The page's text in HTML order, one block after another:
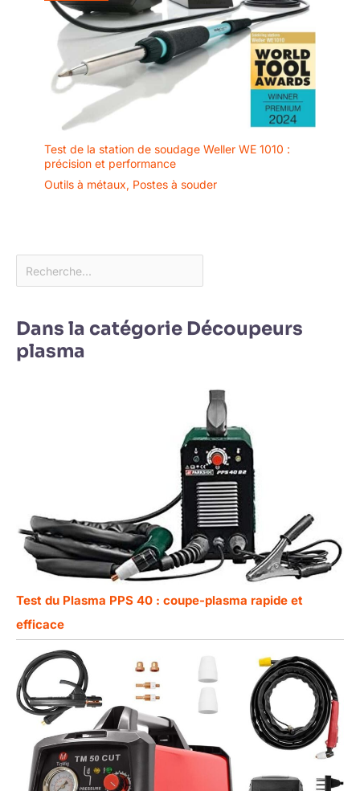
Test de la station de soudage Weller WE 1010 :
précision et performance
Outils à métaux, Postes à souder
Dans la catégorie Découpeurs
plasma
Test du Plasma PPS 40 : coupe-plasma rapide et
efficace